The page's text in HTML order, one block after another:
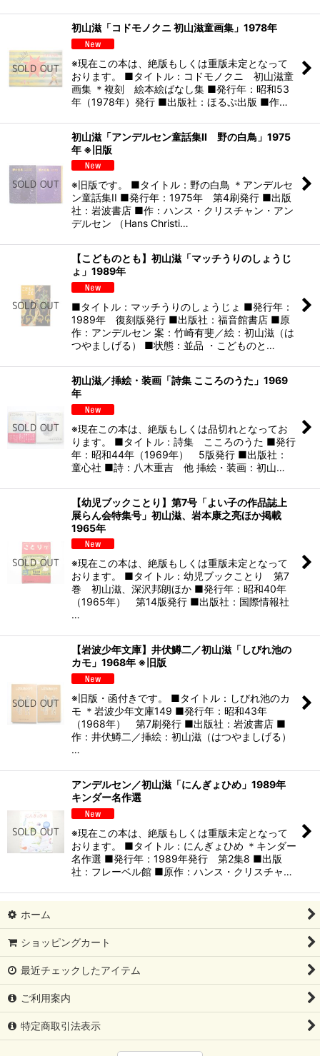
初山滋「コドモノクニ 初山滋童画集」1978年
※現在この本は、絶版もしくは重版未定となって
おります。 ■タイトル：コドモノクニ 初山滋童
画集 ＊複刻 絵本絵ばなし集 ■発行年：昭和53
年（1978年）発行 ■出版社：ほるぷ出版 ■作…
初山滋「アンデルセン童話集II 野の白鳥」1975
年 ※旧版
※旧版です。 ■タイトル：野の白鳥 ＊アンデルセ
ン童話集II ■発行年：1975年 第4刷発行 ■出版
社：岩波書店 ■作：ハンス・クリスチャン・アン
デルセン （Hans Christi…
【こどものとも】初山滋「マッチうりのしょうじ
ょ」1989年
■タイトル：マッチうりのしょうじょ ■発行年：
1989年 復刻版発行 ■出版社：福音館書店 ■原
作：アンデルセン 案：竹崎有斐／絵：初山滋（は
つやましげる） ■状態：並品 ・こどものと…
初山滋／挿絵・装画「詩集 こころのうた」1969
年
※現在この本は、絶版もしくは品切れとなってお
ります。 ■タイトル：詩集 こころのうた ■発行
年：昭和44年（1969年） 5版発行 ■出版社：
童心社 ■詩：八木重吉 他 挿絵・装画：初山…
【幼児ブックことり】第7号「よい子の作品誌上
展らん会特集号」初山滋、岩本康之亮ほか掲載
1965年
※現在この本は、絶版もしくは重版未定となって
おります。 ■タイトル：幼児ブックことり 第7
巻 初山滋、深沢邦朗ほか ■発行年：昭和40年
（1965年） 第14版発行 ■出版社：国際情報社
…
【岩波少年文庫】井伏鱒二／初山滋「しびれ池の
カモ」1968年 ※旧版
※旧版・函付きです。 ■タイトル：しびれ池のカ
モ ＊岩波少年文庫149 ■発行年：昭和43年
（1968年） 第7刷発行 ■出版社：岩波書店 ■
作：井伏鱒二／挿絵：初山滋（はつやましげる）
…
アンデルセン／初山滋「にんぎょひめ」1989年
キンダー名作選
※現在この本は、絶版もしくは重版未定となって
おります。 ■タイトル：にんぎょひめ ＊キンダー
名作選 ■発行年：1989年発行 第2集8 ■出版
社：フレーベル館 ■原作：ハンス・クリスチャ…
ホーム
ショッピングカート
最近チェックしたアイテム
ご利用案内
特定商取引法表示